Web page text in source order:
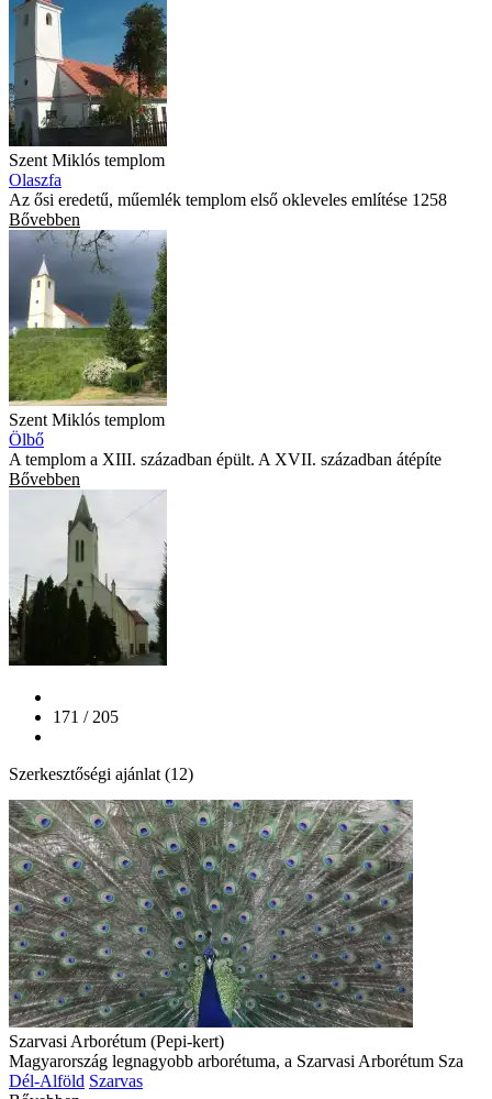
Szent Miklós templom
Olaszfa
Az ősi eredetű, műemlék templom első okleveles említése 1258
Bővebben
Szent Miklós templom
Ölbő
A templom a XIII. században épült. A XVII. században átépíte
Bővebben
171 / 205
Szerkesztőségi ajánlat (12)
Szarvasi Arborétum (Pepi-kert)
Magyarország legnagyobb arborétuma, a Szarvasi Arborétum Sza
Dél-Alföld Szarvas